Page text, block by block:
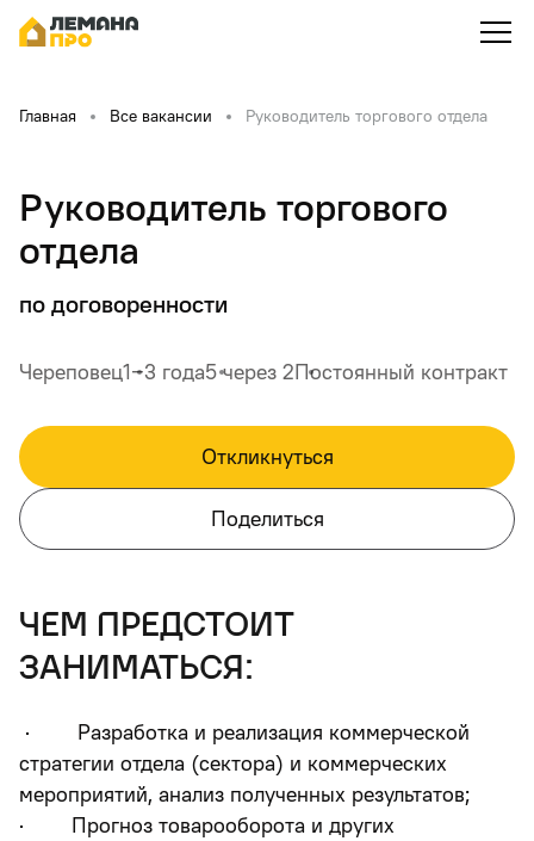
Главная Все вакансии Руководитель торгового отдела
Руководитель торгового
отдела
по договоренности
Череповец1‒3 года5 через 2Постоянный контракт
Откликнуться
Поделиться
чем предстоит
заниматься:
· Разработка и реализация коммерческой
стратегии отдела (сектора) и коммерческих
мероприятий, анализ полученных результатов;
· Прогноз товарооборота и других